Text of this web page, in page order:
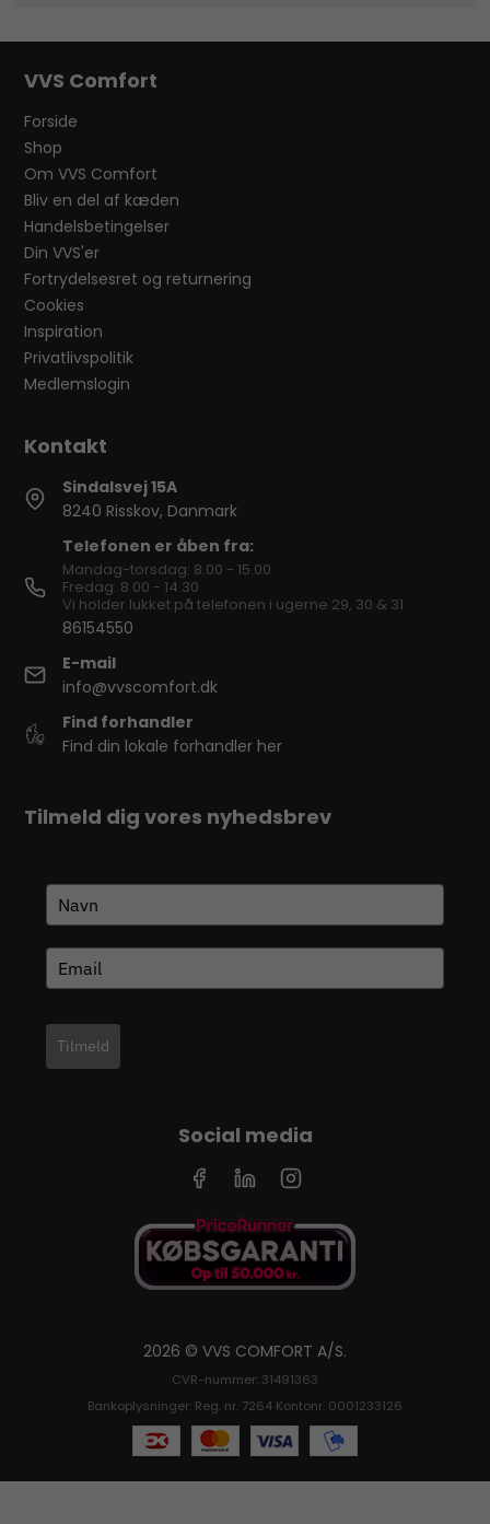
VVS Comfort
Forside
Shop
Om VVS Comfort
Bliv en del af kæden
Handelsbetingelser
Din VVS'er
Fortrydelsesret og returnering
Cookies
Inspiration
Privatlivspolitik
Medlemslogin
Sindalsvej 15A
8240 Risskov, Danmark
Telefonen er åben fra:
Mandag-torsdag: 8.00 - 15.00
Fredag: 8.00 - 14.30
Vi holder lukket på telefonen i ugerne 29, 30 & 31
86154550
E-mail
info@vvscomfort.dk
Find forhandler
Find din lokale forhandler her
Tilmeld dig vores nyhedsbrev
Tilmeld
Social media
2026 © VVS COMFORT A/S.
CVR-nummer: 31491363
Bankoplysninger: Reg. nr. 7264 Kontonr. 0001233126